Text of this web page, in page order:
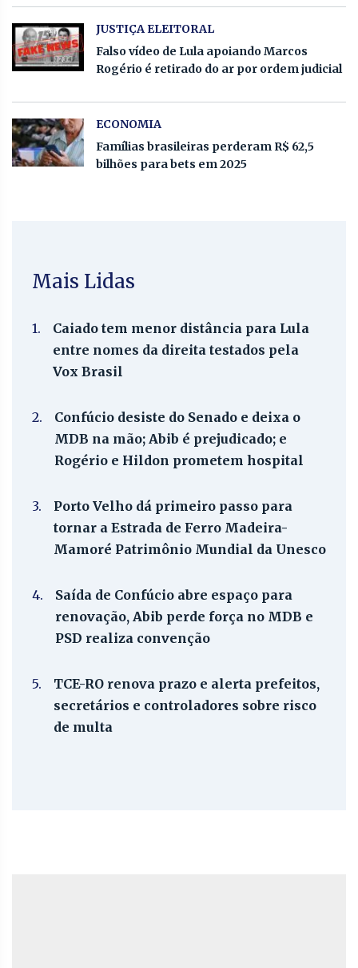
JUSTIÇA ELEITORAL
Falso vídeo de Lula apoiando Marcos
Rogério é retirado do ar por ordem judicial
ECONOMIA
Famílias brasileiras perderam R$ 62,5
bilhões para bets em 2025
Mais Lidas
1.
Caiado tem menor distância para Lula
entre nomes da direita testados pela
Vox Brasil
2.
Confúcio desiste do Senado e deixa o
MDB na mão; Abib é prejudicado; e
Rogério e Hildon prometem hospital
3.
Porto Velho dá primeiro passo para
tornar a Estrada de Ferro Madeira-
Mamoré Patrimônio Mundial da Unesco
4.
Saída de Confúcio abre espaço para
renovação, Abib perde força no MDB e
PSD realiza convenção
5.
TCE-RO renova prazo e alerta prefeitos,
secretários e controladores sobre risco
de multa